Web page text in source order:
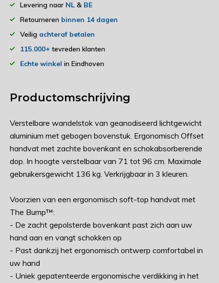
Levering naar NL & BE
Retourneren binnen 14 dagen
Veilig achteraf betalen
115.000+ tevreden klanten
Echte winkel in Eindhoven
Productomschrijving
Verstelbare wandelstok van geanodiseerd lichtgewicht
aluminium met gebogen bovenstuk. Ergonomisch Offset
handvat met zachte bovenkant en schokabsorberende
dop. In hoogte verstelbaar van 71 tot 96 cm. Maximale
gebruikersgewicht 136 kg. Verkrijgbaar in 3 kleuren.
Voorzien van een ergonomisch soft-top handvat met
The Bump™:
- De zacht gepolsterde bovenkant past zich aan uw
hand aan en vangt schokken op
- Past dankzij het ergonomisch ontwerp comfortabel in
uw hand
- Uniek gepatenteerde ergonomische verdikking in het